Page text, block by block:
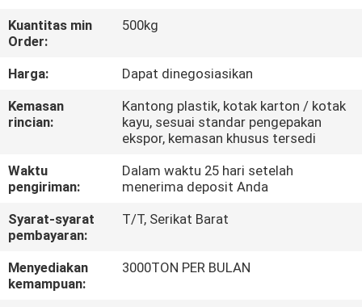
TUR
PABRIK
KONTROL
KUALITAS
HUBUNGI
KAMI
BERITA
Kuantitas min
Order:
500kg
Harga:
Dapat dinegosiasikan
Kemasan
rincian:
Kantong plastik, kotak karton / kotak
kayu, sesuai standar pengepakan
ekspor, kemasan khusus tersedi
Waktu
pengiriman:
Dalam waktu 25 hari setelah
menerima deposit Anda
Syarat-syarat
pembayaran:
T/T, Serikat Barat
Menyediakan
kemampuan:
3000TON PER BULAN